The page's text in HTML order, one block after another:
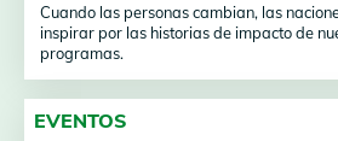
Cuando las personas cambian, las
inspirar por las historias de impacto de
programas.
EVENTOS